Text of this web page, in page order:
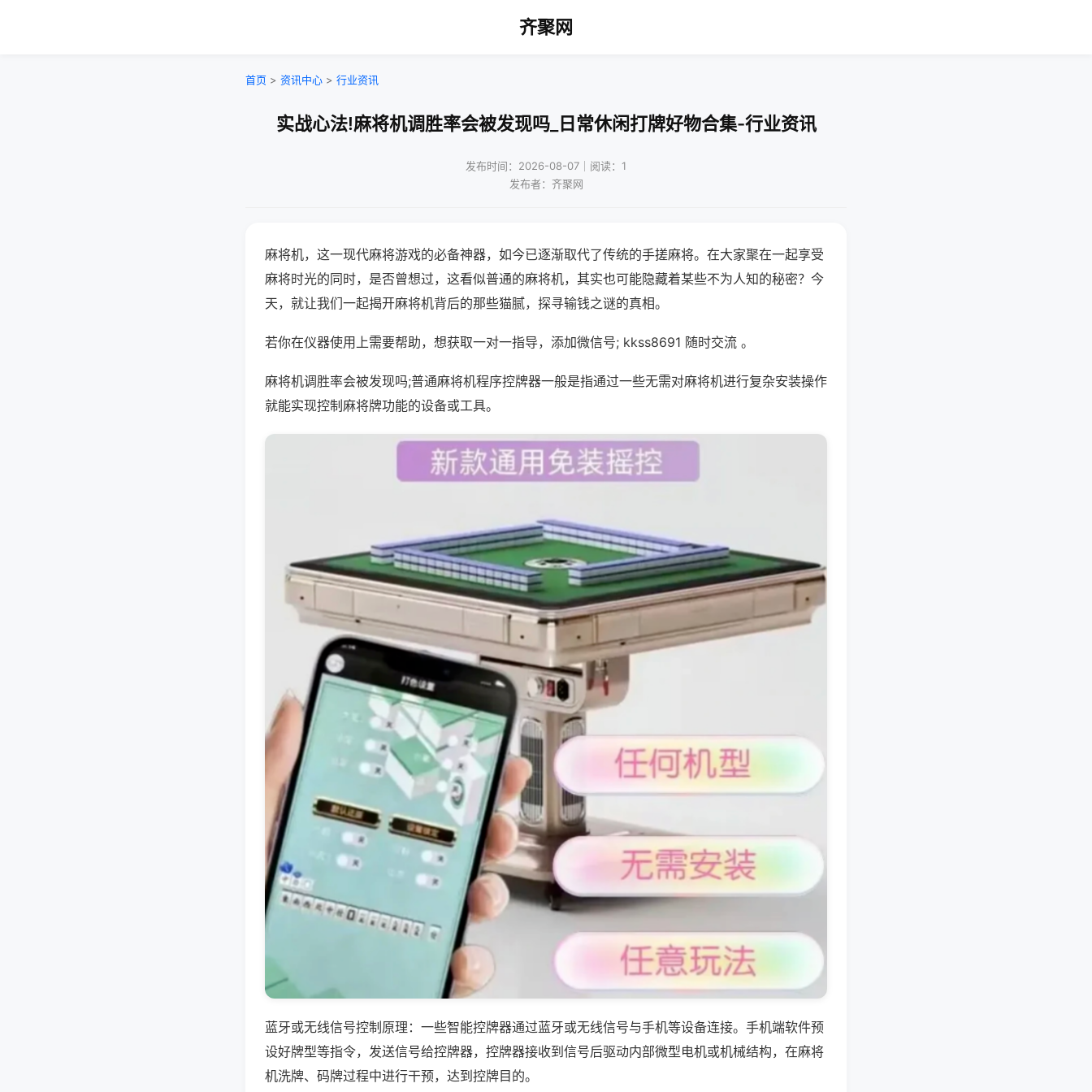
齐聚网
首页 > 资讯中心 > 行业资讯
实战心法!麻将机调胜率会被发现吗_日常休闲打牌好物合集-行业资讯
发布时间：2026-08-07｜阅读：1
发布者：齐聚网
麻将机，这一现代麻将游戏的必备神器，如今已逐渐取代了传统的手搓麻将。在大家聚在一起享受
麻将时光的同时，是否曾想过，这看似普通的麻将机，其实也可能隐藏着某些不为人知的秘密？今
天，就让我们一起揭开麻将机背后的那些猫腻，探寻输钱之谜的真相。
若你在仪器使用上需要帮助，想获取一对一指导，添加微信号; kkss8691 随时交流 。
麻将机调胜率会被发现吗;普通麻将机程序控牌器一般是指通过一些无需对麻将机进行复杂安装操作
就能实现控制麻将牌功能的设备或工具。
蓝牙或无线信号控制原理：一些智能控牌器通过蓝牙或无线信号与手机等设备连接。手机端软件预
设好牌型等指令，发送信号给控牌器，控牌器接收到信号后驱动内部微型电机或机械结构，在麻将
机洗牌、码牌过程中进行干预，达到控牌目的。